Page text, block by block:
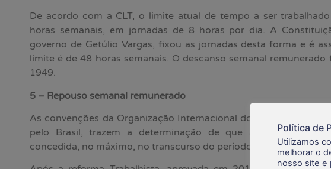
De acordo com a CLT, o limite atual de tempo a ser
horas semanais, em jornadas de 8 horas por dia. A
governo de Getúlio Vargas, fixou as jornadas desta forma e é
limite é de 48 horas semanais. O descanso semanal
1949.
5 – Repouso semanal remunerado
As convenções da Organização Internacional do Trabalho (OIT)
pelo Brasil, trazem a determinação de que a folga dos
concedida, no máximo, no transcurso do período de sete dias.
Política de
Utilizamos
melhorar o
nosso site e